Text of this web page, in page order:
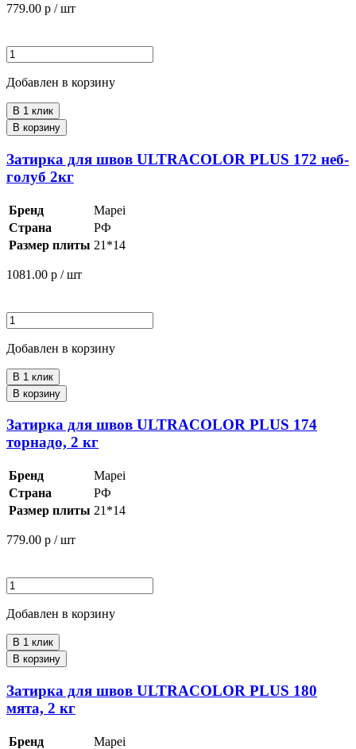
779.00 р / шт
Добавлен в корзину
В 1 клик
В корзину
Затирка для швов ULTRACOLOR PLUS 172 неб-
голуб 2кг
Бренд
Mapei
Страна
РФ
Размер плиты 21*14
1081.00 р / шт
Добавлен в корзину
В 1 клик
В корзину
Затирка для швов ULTRACOLOR PLUS 174
торнадо, 2 кг
Бренд
Mapei
Страна
РФ
Размер плиты 21*14
779.00 р / шт
Добавлен в корзину
В 1 клик
В корзину
Затирка для швов ULTRACOLOR PLUS 180
мята, 2 кг
Бренд
Mapei